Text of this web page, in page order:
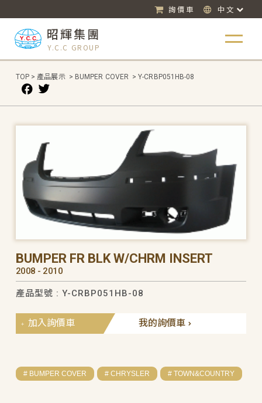
詢價車 中文
昭輝集團
Y.C.C GROUP
TOP > 產品展示 > BUMPER COVER > Y-CRBP051HB-08
BUMPER FR BLK W/CHRM INSERT
2008 - 2010
產品型號 : Y-CRBP051HB-08
我的詢價車
加入詢價車
# BUMPER COVER # CHRYSLER # TOWN&COUNTRY